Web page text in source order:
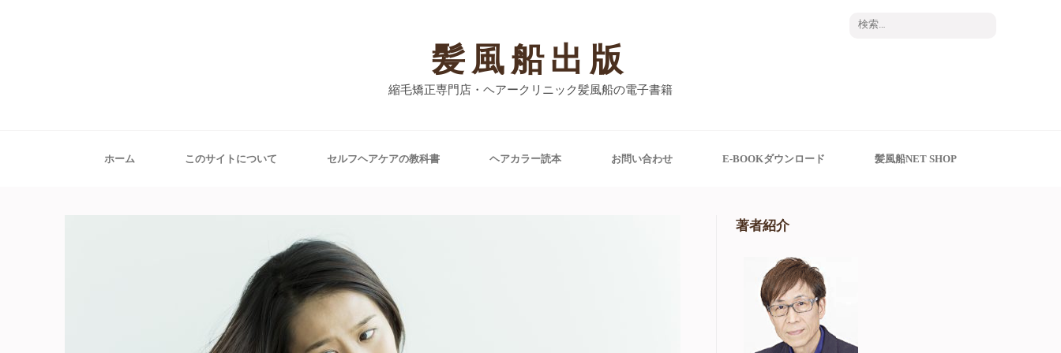
髪風船出版
縮毛矯正専門店・ヘアークリニック髪風船の電子書籍
ホーム このサイトについて セルフヘアケアの教科書 ヘアカラー読本 お問い合わせ E-BOOKダウンロード 髪風船NET SHOP
著者紹介